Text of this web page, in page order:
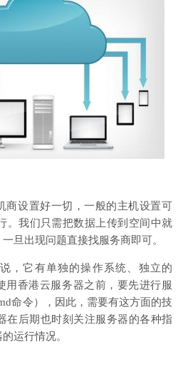
商设置好一切，一般的主机设置可
。我们只需把数据上传到空间中就
旦出现问题直接找服务商即可。
，它有单独的操作系统、独立的
用香港云服务器之前，要先进行服
命令），因此，需要有这方面的技
在后期也时刻关注服务器的各种指
运行情况。